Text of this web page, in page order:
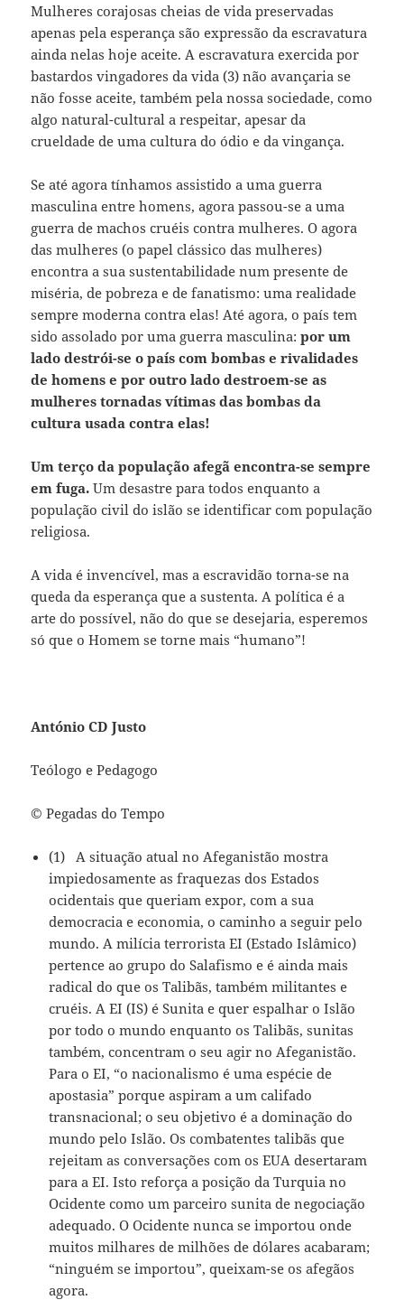
Mulheres corajosas cheias de vida preservadas
apenas pela esperança são expressão da escravatura
ainda nelas hoje aceite. A escravatura exercida por
bastardos vingadores da vida (3) não avançaria se
não fosse aceite, também pela nossa sociedade, como
algo natural-cultural a respeitar, apesar da
crueldade de uma cultura do ódio e da vingança.
Se até agora tínhamos assistido a uma guerra
masculina entre homens, agora passou-se a uma
guerra de machos cruéis contra mulheres. O agora
das mulheres (o papel clássico das mulheres)
encontra a sua sustentabilidade num presente de
miséria, de pobreza e de fanatismo: uma realidade
sempre moderna contra elas! Até agora, o país tem
sido assolado por uma guerra masculina:por um
lado destrói-se o país com bombas e rivalidades
de homens e por outro lado destroem-se as
mulheres tornadas vítimas das bombas da
cultura usada contra elas!
Um terço da população afegã encontra-se sempre
em fuga. Um desastre para todos enquanto a
população civil do islão se identificar com população
religiosa.
A vida é invencível, mas a escravidão torna-se na
queda da esperança que a sustenta. A política é a
arte do possível, não do que se desejaria, esperemos
só que o Homem se torne mais “humano”!
António CD Justo
Teólogo e Pedagogo
© Pegadas do Tempo
(1) A situação atual no Afeganistão mostra
impiedosamente as fraquezas dos Estados
ocidentais que queriam expor, com a sua
democracia e economia, o caminho a seguir pelo
mundo. A milícia terrorista EI (Estado Islâmico)
pertence ao grupo do Salafismo e é ainda mais
radical do que os Talibãs, também militantes e
cruéis. A EI (IS) é Sunita e quer espalhar o Islão
por todo o mundo enquanto os Talibãs, sunitas
também, concentram o seu agir no Afeganistão.
Para o EI, “o nacionalismo é uma espécie de
apostasia” porque aspiram a um califado
transnacional; o seu objetivo é a dominação do
mundo pelo Islão. Os combatentes talibãs que
rejeitam as conversações com os EUA desertaram
para a EI. Isto reforça a posição da Turquia no
Ocidente como um parceiro sunita de negociação
adequado. O Ocidente nunca se importou onde
muitos milhares de milhões de dólares acabaram;
“ninguém se importou”, queixam-se os afegãos
agora.